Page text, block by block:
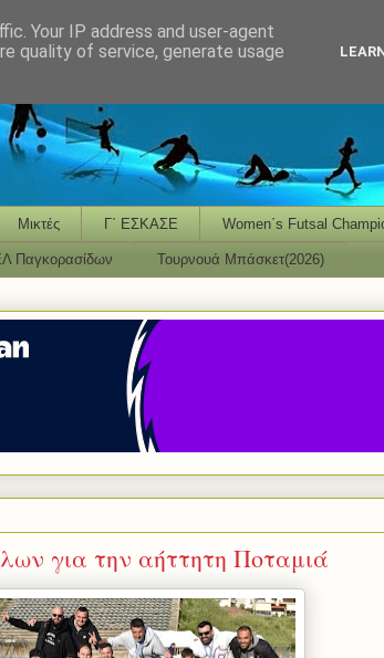
Μικτές Γ΄ ΕΣΚΑΣΕ Women΄s Futsal
Παγκορασίδων Τουρνουά Μπάσκετ(2026)
για την αήττητη Ποταμιά
Your IP address and user-agent
quality of service, generate usage